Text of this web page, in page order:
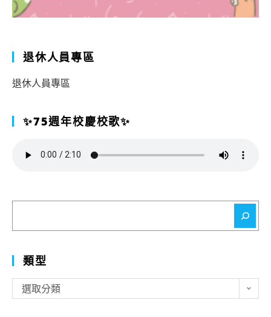
退休人員專區
退休人員專區
✨75週年校慶校歌✨
類型
型
選取分類